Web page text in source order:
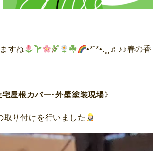
すね •*¨*•.¸¸♬︎♪♪春の
屋根カバー･外壁塗装現場》
取り付けを行いました